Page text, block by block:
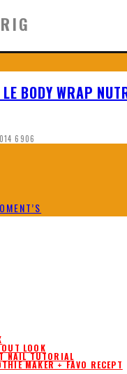
BODY WRAP
6906
LOOK
NAIL TUTORIAL
MAKER + FAVO RECEPT